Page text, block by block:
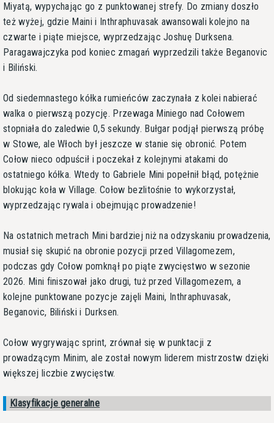
Miyatą, wypychając go z punktowanej strefy. Do zmiany doszło
też wyżej, gdzie Maini i Inthraphuvasak awansowali kolejno na
czwarte i piąte miejsce, wyprzedzając Joshuę Durksena.
Paragawajczyka pod koniec zmagań wyprzedzili także Beganovic
i Biliński.
Od siedemnastego kółka rumieńców zaczynała z kolei nabierać
walka o pierwszą pozycję. Przewaga Miniego nad Cołowem
stopniała do zaledwie 0,5 sekundy. Bułgar podjął pierwszą próbę
w Stowe, ale Włoch był jeszcze w stanie się obronić. Potem
Cołow nieco odpuścił i poczekał z kolejnymi atakami do
ostatniego kółka. Wtedy to Gabriele Mini popełnił błąd, potężnie
blokując koła w Village. Cołow bezlitośnie to wykorzystał,
wyprzedzając rywala i obejmując prowadzenie!
Na ostatnich metrach Mini bardziej niż na odzyskaniu prowadzenia,
musiał się skupić na obronie pozycji przed Villagomezem,
podczas gdy Cołow pomknął po piąte zwycięstwo w sezonie
2026. Mini finiszował jako drugi, tuż przed Villagomezem, a
kolejne punktowane pozycje zajęli Maini, Inthraphuvasak,
Beganovic, Biliński i Durksen.
Cołow wygrywając sprint, zrównał się w punktacji z
prowadzącym Minim, ale został nowym liderem mistrzostw dzięki
większej liczbie zwycięstw.
Klasyfikacje generalne